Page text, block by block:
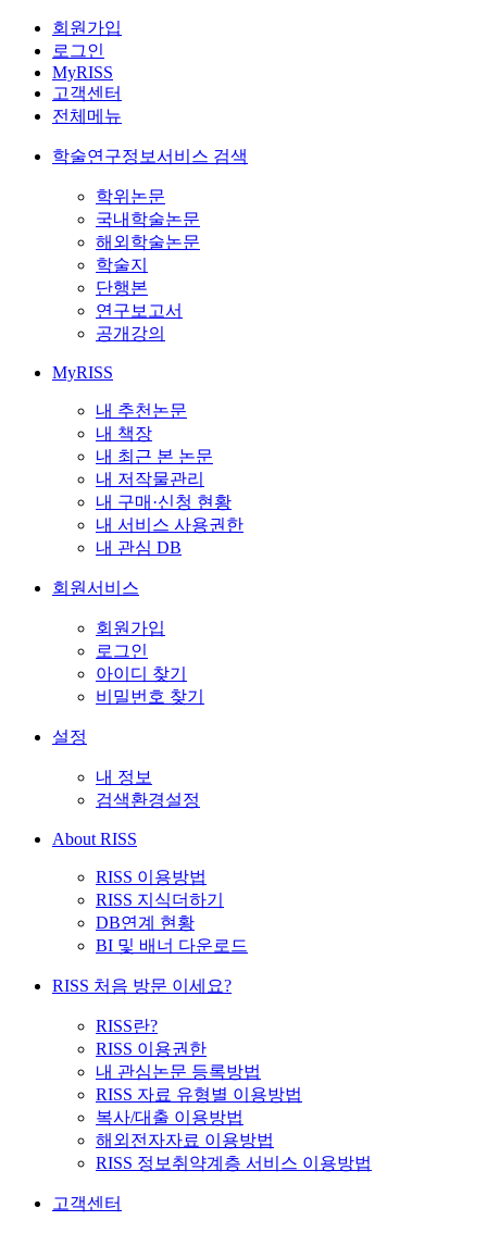
회원가입
로그인
MyRISS
고객센터
전체메뉴
학술연구정보서비스 검색
학위논문
국내학술논문
해외학술논문
학술지
단행본
연구보고서
공개강의
MyRISS
내 추천논문
내 책장
내 최근 본 논문
내 저작물관리
내 구매·신청 현황
내 서비스 사용권한
내 관심 DB
회원서비스
회원가입
로그인
아이디 찾기
비밀번호 찾기
설정
내 정보
검색환경설정
About RISS
RISS 이용방법
RISS 지식더하기
DB연계 현황
BI 및 배너 다운로드
RISS 처음 방문 이세요?
RISS란?
RISS 이용권한
내 관심논문 등록방법
RISS 자료 유형별 이용방법
복사/대출 이용방법
해외전자자료 이용방법
RISS 정보취약계층 서비스 이용방법
고객센터